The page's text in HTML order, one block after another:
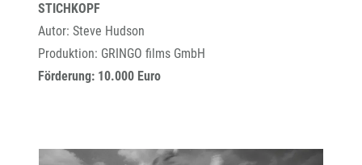
STICHKOPF
Autor: Steve Hudson
Produktion: GRINGO films GmbH
Förderung: 10.000 Euro